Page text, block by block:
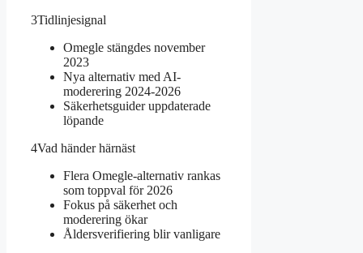
3Tidlinjesignal
Omegle stängdes november
2023
Nya alternativ med AI-
moderering 2024-2026
Säkerhetsguider uppdaterade
löpande
4Vad händer härnäst
Flera Omegle-alternativ rankas
som toppval för 2026
Fokus på säkerhet och
moderering ökar
Åldersverifiering blir vanligare